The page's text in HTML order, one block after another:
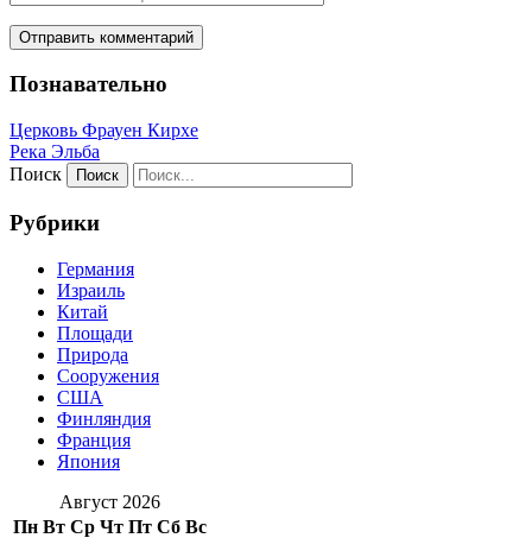
Познавательно
Церковь Фрауен Кирхе
Река Эльба
Поиск
Рубрики
Германия
Израиль
Китай
Площади
Природа
Сооружения
США
Финляндия
Франция
Япония
Август 2026
Пн Вт Ср Чт Пт Сб Вс